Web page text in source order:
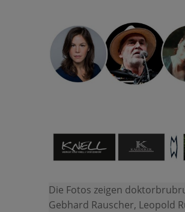
Die Fotos zeigen
Gebhard Rauscher, Leopold